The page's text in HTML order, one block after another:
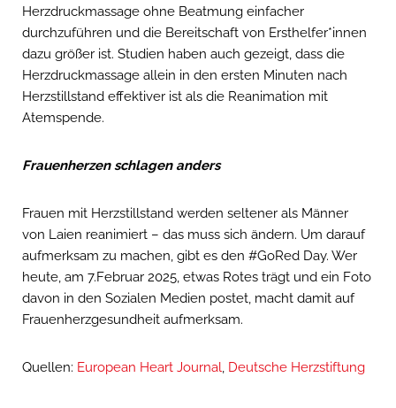
Herzdruckmassage ohne Beatmung einfacher
durchzuführen und die Bereitschaft von Ersthelfer*innen
dazu größer ist. Studien haben auch gezeigt, dass die
Herzdruckmassage allein in den ersten Minuten nach
Herzstillstand effektiver ist als die Reanimation mit
Atemspende.
Frauenherzen schlagen anders
Frauen mit Herzstillstand werden seltener als Männer
von Laien reanimiert – das muss sich ändern. Um darauf
aufmerksam zu machen, gibt es den #GoRed Day. Wer
heute, am 7.Februar 2025, etwas Rotes trägt und ein Foto
davon in den Sozialen Medien postet, macht damit auf
Frauenherzgesundheit aufmerksam.
Quellen: European Heart Journal, Deutsche Herzstiftung